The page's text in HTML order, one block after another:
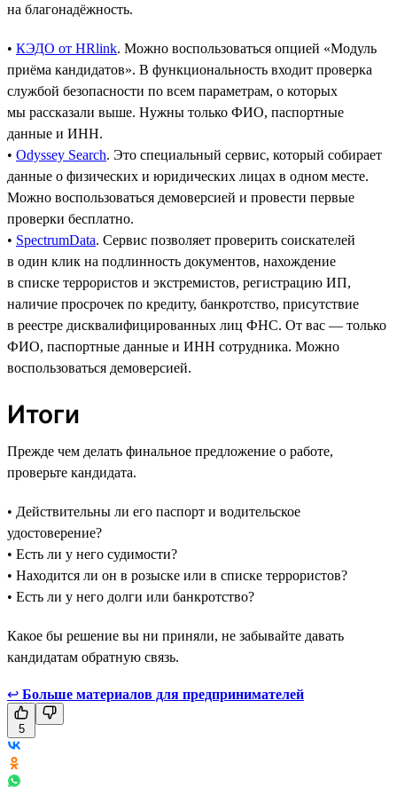
на благонадёжность.
• КЭДО от HRlink. Можно воспользоваться опцией «Модуль
приёма кандидатов». В функциональность входит проверка
службой безопасности по всем параметрам, о которых
мы рассказали выше. Нужны только ФИО, паспортные
данные и ИНН.
• Odyssey Search. Это специальный сервис, который собирает
данные о физических и юридических лицах в одном месте.
Можно воспользоваться демоверсией и провести первые
проверки бесплатно.
• SpectrumData. Сервис позволяет проверить соискателей
в один клик на подлинность документов, нахождение
в списке террористов и экстремистов, регистрацию ИП,
наличие просрочек по кредиту, банкротство, присутствие
в реестре дисквалифицированных лиц ФНС. От вас — только
ФИО, паспортные данные и ИНН сотрудника. Можно
воспользоваться демоверсией.
Итоги
Прежде чем делать финальное предложение о работе,
проверьте кандидата.
• Действительны ли его паспорт и водительское
удостоверение?
• Есть ли у него судимости?
• Находится ли он в розыске или в списке террористов?
• Есть ли у него долги или банкротство?
Какое бы решение вы ни приняли, не забывайте давать
кандидатам обратную связь.
↩ Больше материалов для предпринимателей
5